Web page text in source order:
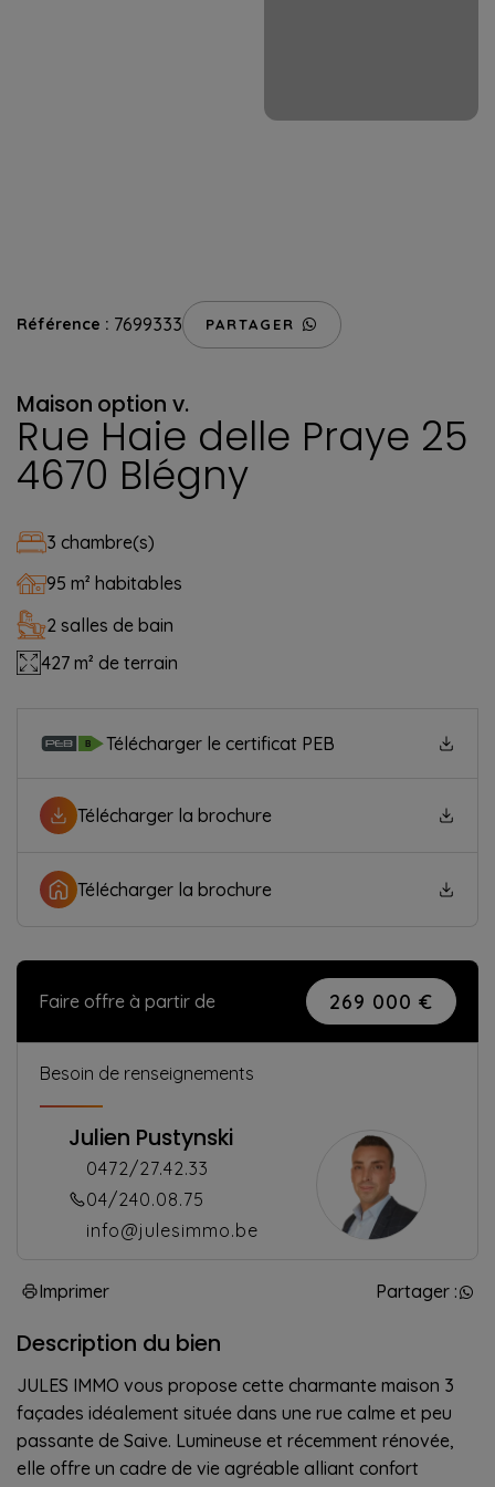
Référence : 7699333 PARTAGER
Maison option v.
Rue Haie delle Praye 25
4670 Blégny
3 chambre(s)
95 m² habitables
2 salles de bain
427 m² de terrain
Télécharger le certificat PEB
Télécharger la brochure
Télécharger la brochure
Faire offre à partir de 269 000 €
Besoin de renseignements
Julien Pustynski
0472/27.42.33
04/240.08.75
info@julesimmo.be
Imprimer Partager :
Description du bien
JULES IMMO vous propose cette charmante maison 3
façades idéalement située dans une rue calme et peu
passante de Saive. Lumineuse et récemment rénovée,
elle offre un cadre de vie agréable alliant confort